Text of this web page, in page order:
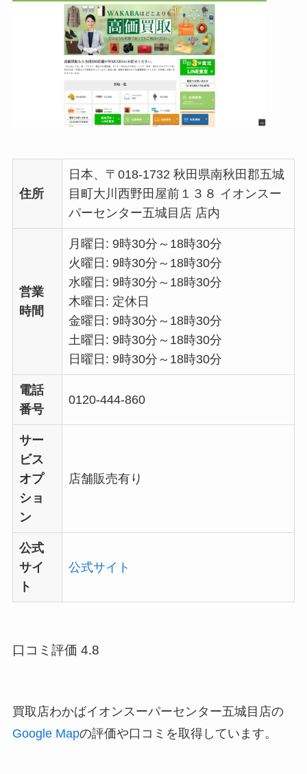
住所
日本、〒018-1732 秋田県南秋田郡五城
目町大川西野田屋前１３８ イオンスー
パーセンター五城目店 店内
営業
時間
月曜日: 9時30分～18時30分
火曜日: 9時30分～18時30分
水曜日: 9時30分～18時30分
木曜日: 定休日
金曜日: 9時30分～18時30分
土曜日: 9時30分～18時30分
日曜日: 9時30分～18時30分
電話
番号
0120-444-860
サー
ビス
オプ
ショ
ン
店舗販売有り
公式
サイ
ト
公式サイト
口コミ評価 4.8
買取店わかばイオンスーパーセンター五城目店の
Google Mapの評価や口コミを取得しています。